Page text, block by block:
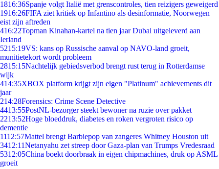
1816:36Spanje volgt Italië met grenscontroles, tien reizigers geweigerd
1916:26FIFA ziet kritiek op Infantino als desinformatie, Noorwegen
eist zijn aftreden
416:22Topman Kinahan-kartel na tien jaar Dubai uitgeleverd aan
Ierland
5215:19VS: kans op Russische aanval op NAVO-land groeit,
munitietekort wordt probleem
2815:15Nachtelijk gebiedsverbod brengt rust terug in Rotterdamse
wijk
414:35XBOX platform krijgt zijn eigen "Platinum" achievements dit
jaar
214:28Forensics: Crime Scene Detective
4413:55PostNL-bezorger steekt bewoner na ruzie over pakket
2213:52Hoge bloeddruk, diabetes en roken vergroten risico op
dementie
1112:57Mattel brengt Barbiepop van zangeres Whitney Houston uit
3412:11Netanyahu zet streep door Gaza-plan van Trumps Vredesraad
5312:05China boekt doorbraak in eigen chipmachines, druk op ASML
groeit